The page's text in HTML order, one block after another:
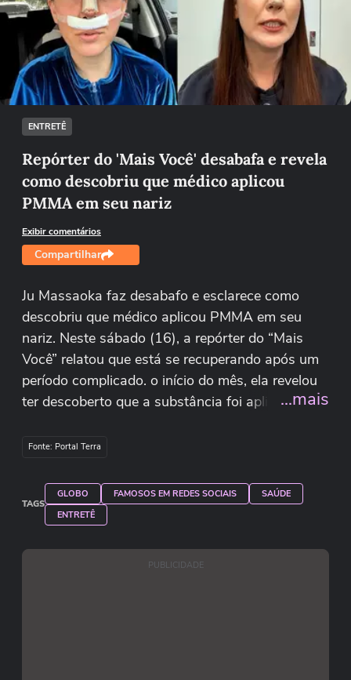
Não foi possível reproduzir o vídeo
Tentar novamente
ENTRETÊ
Repórter do 'Mais Você' desabafa e revela
como descobriu que médico aplicou
PMMA em seu nariz
Exibir comentários
Compartilhar
Ju Massaoka faz desabafo e esclarece como
descobriu que médico aplicou PMMA em seu
nariz. Neste sábado (16), a repórter do “Mais
Você” relatou que está se recuperando após um
período complicado. o início do mês, ela revelou
ter descoberto que a substância foi aplicada em
em 2007, quando ela tinha 17 anos e se
jornalista explicou que só soube da aplicação
recentemente, após procurar ajuda médica por
questões respiratórias.
Reprodução/Instagram/julianemassaoka
...mais
Fonte: Portal Terra
TAGS
GLOBO FAMOSOS EM REDES SOCIAIS
SAÚDE
ENTRETÊ
PUBLICIDADE